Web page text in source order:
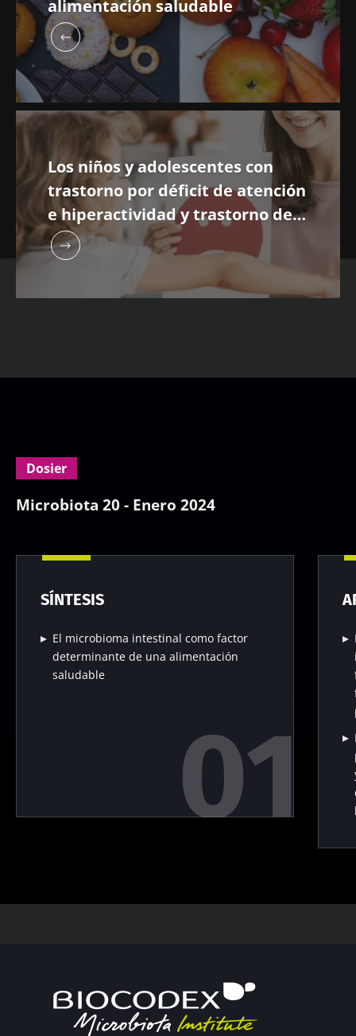
alimentación saludable
Los niños y adolescentes con
trastorno por déficit de atención
e hiperactividad y trastorno del
espectro autista comparten
composiciones diferentes de la
Dosier
Microbiota 20 - Enero 2024
SÍNTESIS
El microbioma intestinal como factor
determinante de una alimentación
saludable